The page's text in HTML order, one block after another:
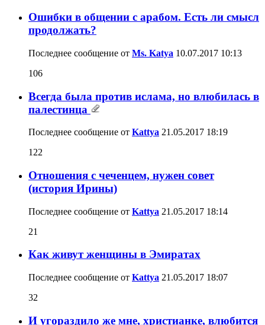
Ошибки в общении с арабом. Есть ли смысл
продолжать?
Последнее сообщение от Ms. Katya 10.07.2017 10:13
106
Всегда была против ислама, но влюбилась в
палестинца
Последнее сообщение от Kattya 21.05.2017 18:19
122
Отношения с чеченцем, нужен совет
(история Ирины)
Последнее сообщение от Kattya 21.05.2017 18:14
21
Как живут женщины в Эмиратах
Последнее сообщение от Kattya 21.05.2017 18:07
32
И угораздило же мне, христианке, влюбится